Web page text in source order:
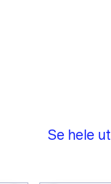
Se hele